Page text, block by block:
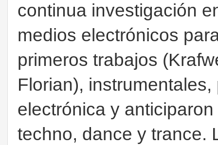
continua investigación
medios electrónicos
primeros trabajos
Florian),
electrónica y
techno, dance y trance.